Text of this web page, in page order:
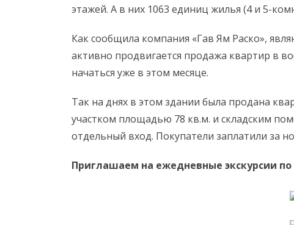
этажей. А в них 1063 единиц жилья (4 и 5-
Как сообщила компания «Гав Ям Раско»,
активно продвигается продажа квартир в
начаться уже в этом месяце.
Так на днях в этом здании была продана
участком площадью 78 кв.м. и складским
отдельный вход. Покупатели заплатили за
Приглашаем на ежедневные экскурсии